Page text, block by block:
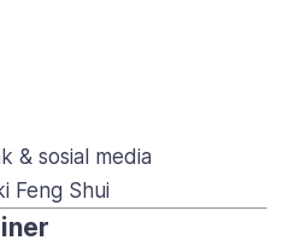
& sosial media
Feng Shui